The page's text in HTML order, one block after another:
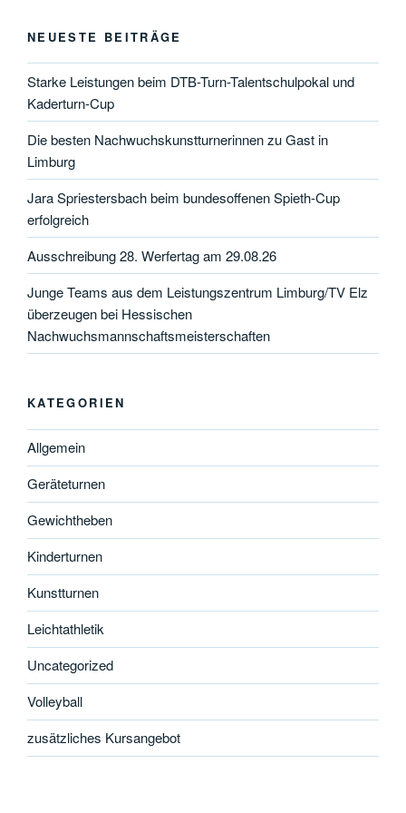
NEUESTE BEITRÄGE
Starke Leistungen beim DTB-Turn-Talentschulpokal und
Kaderturn-Cup
Die besten Nachwuchskunstturnerinnen zu Gast in
Limburg
Jara Spriestersbach beim bundesoffenen Spieth-Cup
erfolgreich
Ausschreibung 28. Werfertag am 29.08.26
Junge Teams aus dem Leistungszentrum Limburg/TV Elz
überzeugen bei Hessischen
Nachwuchsmannschaftsmeisterschaften
KATEGORIEN
Allgemein
Geräteturnen
Gewichtheben
Kinderturnen
Kunstturnen
Leichtathletik
Uncategorized
Volleyball
zusätzliches Kursangebot